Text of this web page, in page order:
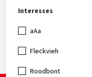
Interesses
aAa
Fleckvieh
Roodbont